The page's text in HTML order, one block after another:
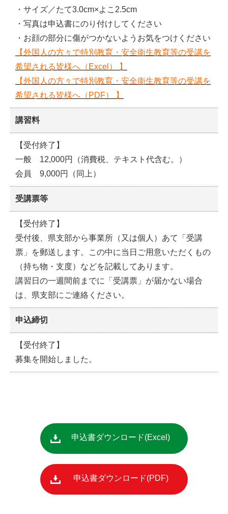
・サイズ／たて3.0cm×よこ2.5cm
・写真は申込書にのり付けしてください
・お顔の部分に傷がつかないようお気をつけください
【外国人の方々で特別教育・安全衛生教育等の受講を
希望される皆様へ（Excel）
】
【外国人の方々で特別教育・安全衛生教育等の受講を
希望される皆様へ（PDF） 】
講習料
【受付終了】
一般 12,000円（消費税、テキスト代含む。）
会員 9,000円（同上）
受講票等
【受付終了】
受付後、県支部から事業所（又は個人）あて「受講
票」を郵送します。この中に当日ご用意いただくもの
（持ち物・支度）などを記載してあります。
講習日の一週間前までに「受講票」が届かない場合
は、県支部にご連絡ください。
申込締切
【受付終了】
募集を開始しました。
申込書ダウンロード
申込書ダウンロード